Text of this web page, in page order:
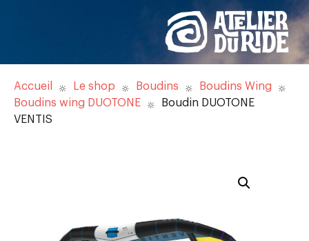
Accueil Le shop Boudins
Boudins Wing
Boudins wing DUOTONE
Boudin DUOTONE
VENTIS